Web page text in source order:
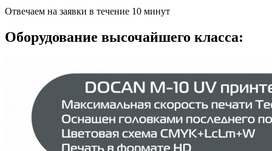
Отвечаем на заявки в течение 10 минут
Оборудование высочайшего класса: